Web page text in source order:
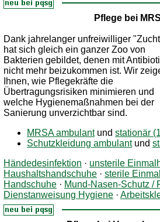
Pflege bei
Dank jahrelanger unfreiwilliger
hat sich gleich ein ganzer Zoo von
Bakterien gebildet, denen mit
nicht mehr beizukommen ist. Wir
Ihnen, wie Pflegekräfte die
Übertragungsrisiken minimieren und
welche Hygienemaßnahmen bei der
Sanierung unverzichtbar sind.
MRSA ambulantund stationär
Schutzkleidung ambulantund
Händedesinfektion · unsterile
Haushaltshandschuhe · sterile
Handschuhe · Mund-Nasen-Schutz /
Dienstanweisung Hygiene ·